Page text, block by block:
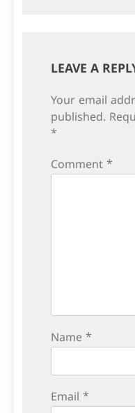
LEAVE A
Your email
published.
*
Comment *
Name *
Email *